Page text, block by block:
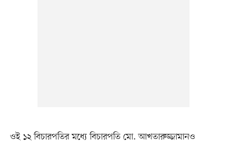
ওই ১২ বিচারপতির মধ্যে বিচারপতি মো. আখতারুজ্জামানও